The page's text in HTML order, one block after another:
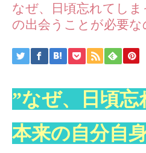
なぜ、日頃忘れてし
の出会うことが必要な
”なぜ、日頃
本来の自分自